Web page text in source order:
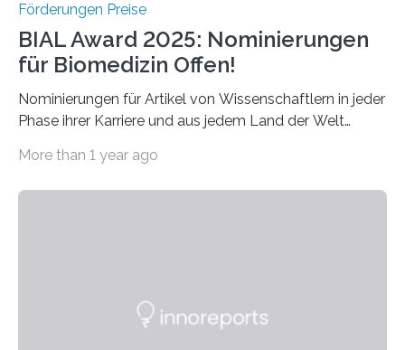
Förderungen Preise
BIAL Award 2025: Nominierungen
für Biomedizin Offen!
Nominierungen für Artikel von Wissenschaftlern in jeder
Phase ihrer Karriere und aus jedem Land der Welt
Leben gerufen, um die bemerkenswertesten
Foundation, des BIAL Award in Biomedicine ist in
More than 1 year ago